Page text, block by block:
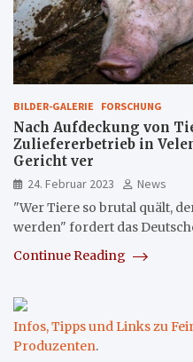
BILDER-GALERIE FORSCHUNG
Nach Aufdeckung von
Zuliefererbetrieb in
Gericht ver
24. Februar 2023
News
"Wer Tiere so brutal quält,
werden" fordert das
Continue Reading
Infos, Tipps und Links zu
Produzenten.